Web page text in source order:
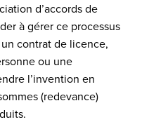
d’accords de
à gérer ce processus
contrat de licence,
ou une
l’invention en
(redevance)